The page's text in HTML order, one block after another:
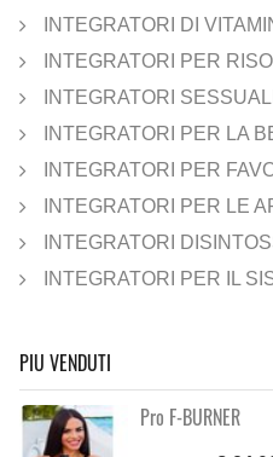
INTEGRATORI DI
INTEGRATORI PER
INTEGRATORI
INTEGRATORI PER LA
INTEGRATORI PER
INTEGRATORI PER LE
INTEGRATORI
INTEGRATORI PER IL
PIU VENDUTI
Pro F-BURNER